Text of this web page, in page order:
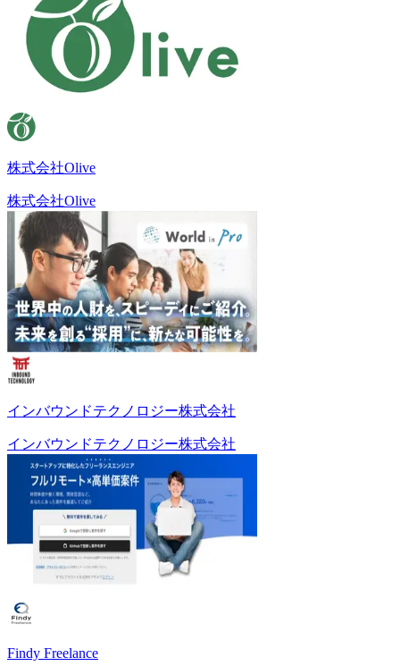
株式会社Olive
株式会社Olive
インバウンドテクノロジー株式会社
インバウンドテクノロジー株式会社
Findy Freelance